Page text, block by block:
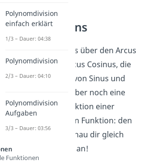
Arcustangens
Jetzt weißt du alles über den Arcus
Sinus und den Arcus Cosinus, die
Umkehrfunktion von Sinus und
Cosinus! Es gibt aber noch eine
dritte Umkehrfunktion einer
trigonometrischen Funktion: den
. Schau dir gleich
unser
dazu an!
Polynomdivision
einfach erklärt
1/3 – Dauer: 04:38
Polynomdivision
2/3 – Dauer: 04:10
Polynomdivision
Aufgaben
3/3 – Dauer: 03:56
Funktionen